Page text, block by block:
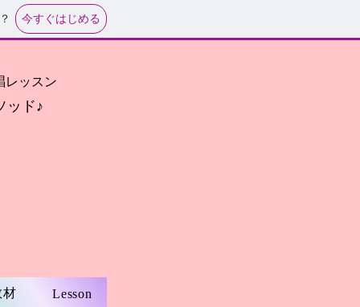
今すぐはじめる
語歌唱レッスン
ッド♪
材 Lesson